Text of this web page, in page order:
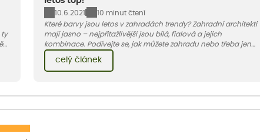
ty
10.6.2021
10 minut čtení
Které barvy jsou letos v zahradách trendy? Zahradní architekti
mají jasno – nejpřitažlivější jsou bílá, fialová a jejich
kombinace. Podívejte se, jak můžete zahradu nebo třeba jen
jeden záhon, terasu či balkon do bílo-fialových tónů
obléknout i vy.
celý článek